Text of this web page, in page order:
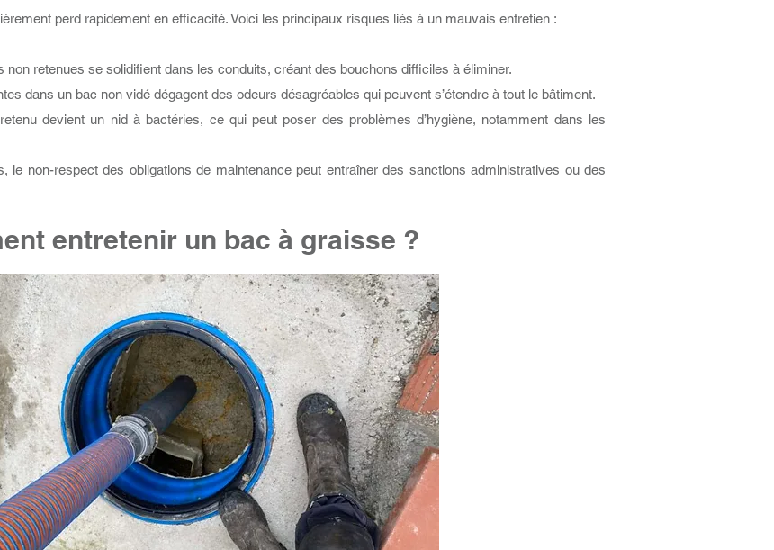
perd rapidement en efficacité. Voici les principaux risques liés à un mauvais entretien :
retenues se solidifient dans les conduits, créant des bouchons difficiles à éliminer.
dans un bac non vidé dégagent des odeurs désagréables qui peuvent s’étendre à tout le bâtiment.
devient un nid à bactéries, ce qui peut poser des problèmes d’hygiène, notamment dans les
non-respect des obligations de maintenance peut entraîner des sanctions administratives ou des
entretenir un bac à graisse ?